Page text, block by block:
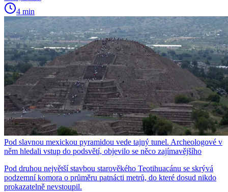
4 min
Pod slavnou mexickou pyramidou vede tajný tunel. Archeologové v
něm hledali vstup do podsvětí, objevilo se něco zajímavějšího
Pod druhou největší stavbou starověkého Teotihuacánu se skrývá
podzemní komora o průměru patnácti metrů, do které dosud nikdo
prokazatelně nevstoupil.